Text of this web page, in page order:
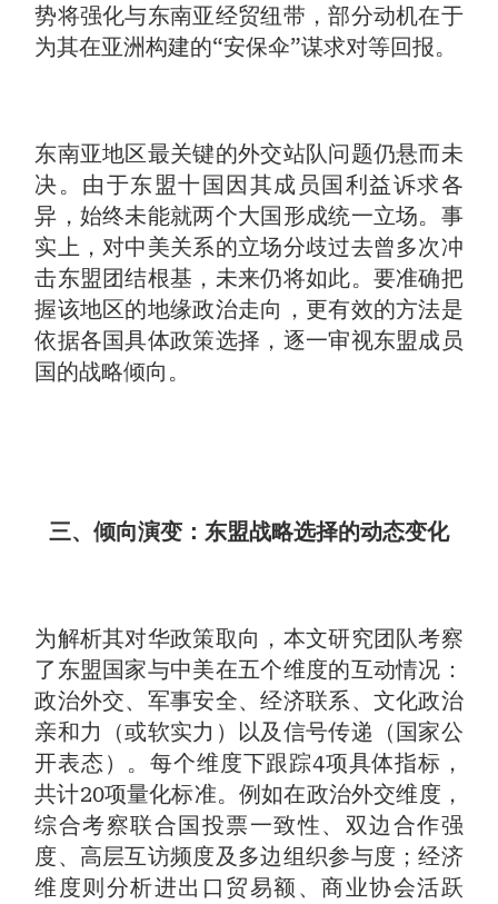
势将强化与东南亚经贸纽带，部分动机在于
为其在亚洲构建的“安保伞”谋求对等回报。
东南亚地区最关键的外交站队问题仍悬而未
决。由于东盟十国因其成员国利益诉求各
异，始终未能就两个大国形成统一立场。事
实上，对中美关系的立场分歧过去曾多次冲
击东盟团结根基，未来仍将如此。要准确把
握该地区的地缘政治走向，更有效的方法是
依据各国具体政策选择，逐一审视东盟成员
国的战略倾向。
三、倾向演变：东盟战略选择的动态变化
为解析其对华政策取向，本文研究团队考察
了东盟国家与中美在五个维度的互动情况：
政治外交、军事安全、经济联系、文化政治
亲和力（或软实力）以及信号传递（国家公
开表态）。每个维度下跟踪4项具体指标，
共计20项量化标准。例如在政治外交维度，
综合考察联合国投票一致性、双边合作强
度、高层互访频度及多边组织参与度；经济
维度则分析进出口贸易额、商业协会活跃